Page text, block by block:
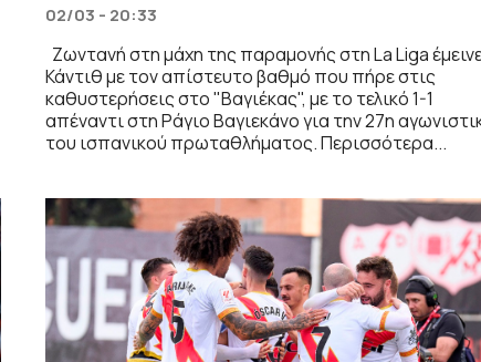
02/03 - 20:33
Ζωντανή στη μάχη της παραμονής στη La Liga
Κάντιθ με τον απίστευτο βαθμό που πήρε στις
καθυστερήσεις στο "Βαγιέκας", με το τελικό 1-1
απέναντι στη Ράγιο Βαγιεκάνο για την 27η
του ισπανικού πρωταθλήματος. Περισσότερα...